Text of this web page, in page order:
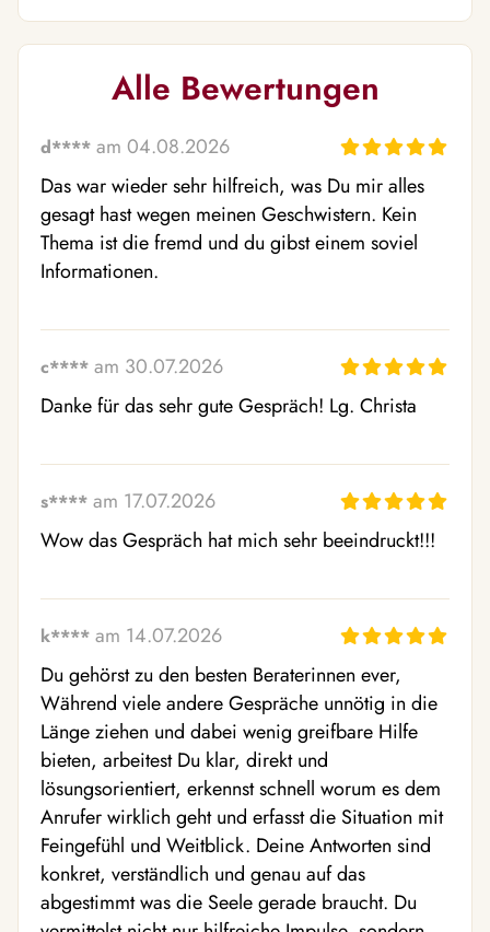
Alle Bewertungen
d**** am 04.08.2026
Das war wieder sehr hilfreich, was Du mir alles
gesagt hast wegen meinen Geschwistern. Kein
Thema ist die fremd und du gibst einem soviel
Informationen.
c**** am 30.07.2026
Danke für das sehr gute Gespräch! Lg. Christa
s**** am 17.07.2026
Wow das Gespräch hat mich sehr beeindruckt!!!
k**** am 14.07.2026
Du gehörst zu den besten Beraterinnen ever,
Während viele andere Gespräche unnötig in die
Länge ziehen und dabei wenig greifbare Hilfe
bieten, arbeitest Du klar, direkt und
lösungsorientiert, erkennst schnell worum es dem
Anrufer wirklich geht und erfasst die Situation mit
Feingefühl und Weitblick. Deine Antworten sind
konkret, verständlich und genau auf das
abgestimmt was die Seele gerade braucht. Du